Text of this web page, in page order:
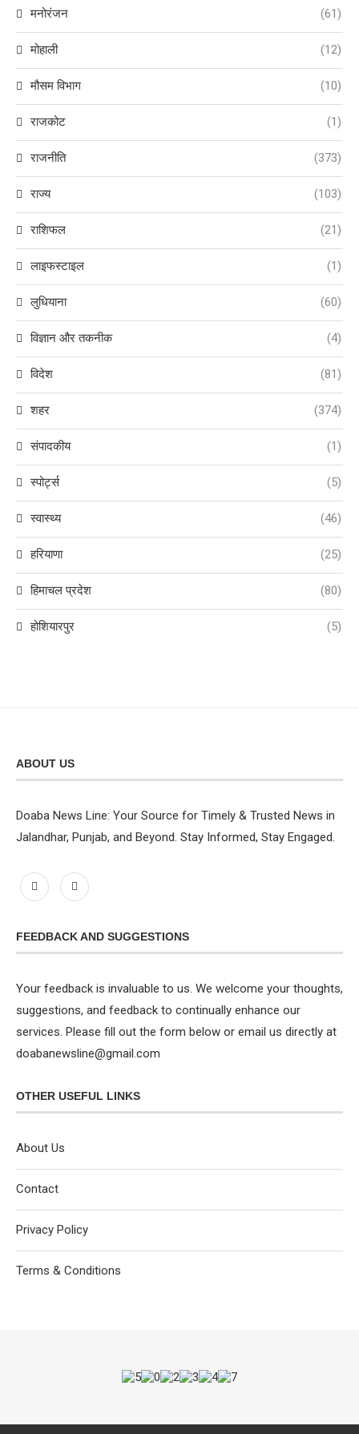
मनोरंजन (61)
मोहाली (12)
मौसम विभाग (10)
राजकोट (1)
राजनीति (373)
राज्य (103)
राशिफल (21)
लाइफस्टाइल (1)
लुधियाना (60)
विज्ञान और तकनीक (4)
विदेश (81)
शहर (374)
संपादकीय (1)
स्पोर्ट्स (5)
स्वास्थ्य (46)
हरियाणा (25)
हिमाचल प्रदेश (80)
होशियारपुर (5)
ABOUT US
Doaba News Line: Your Source for Timely & Trusted News in
Jalandhar, Punjab, and Beyond. Stay Informed, Stay Engaged.
FEEDBACK AND SUGGESTIONS
Your feedback is invaluable to us. We welcome your thoughts,
suggestions, and feedback to continually enhance our
services. Please fill out the form below or email us directly at
doabanewsline@gmail.com
OTHER USEFUL LINKS
About Us
Contact
Privacy Policy
Terms & Conditions